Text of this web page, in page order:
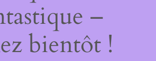
–
bientôt !